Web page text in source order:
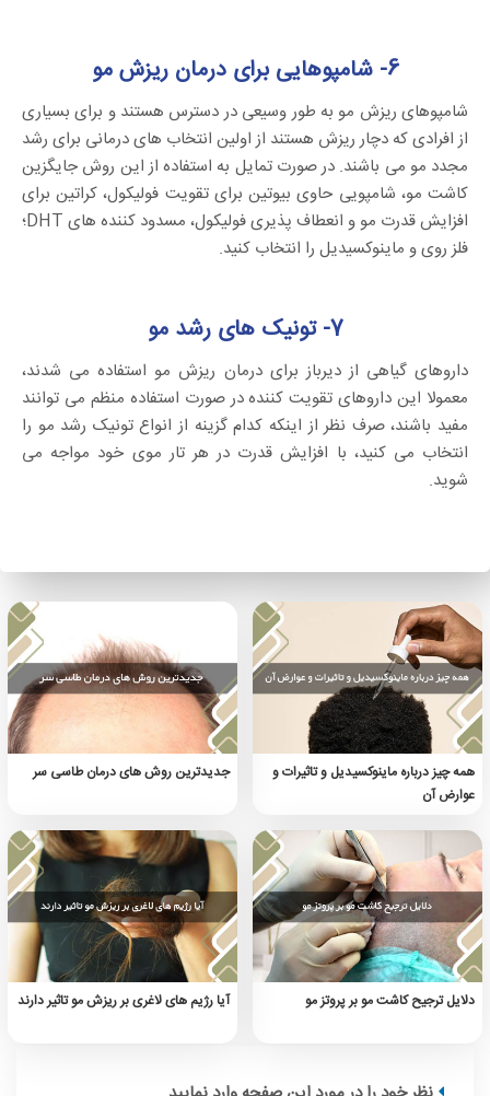
6- شامپوهایی برای درمان ریزش مو
شامپوهای ریزش مو به طور وسیعی در دسترس هستند و برای بسیاری
از افرادی که دچار ریزش هستند از اولین انتخاب های درمانی برای رشد
مجدد مو می باشند. در صورت تمایل به استفاده از این روش جایگزین
کاشت مو، شامپویی حاوی بیوتین برای تقویت فولیکول، کراتین برای
افزایش قدرت مو و انعطاف پذیری فولیکول، مسدود کننده های DHT؛
فلز روی و ماینوکسیدیل را انتخاب کنید.
7- تونیک های رشد مو
داروهای گیاهی از دیرباز برای درمان ریزش مو استفاده می شدند،
معمولا این داروهای تقویت کننده در صورت استفاده منظم می توانند
مفید باشند، صرف نظر از اینکه کدام گزینه از انواع تونیک رشد مو را
انتخاب می کنید، با افزایش قدرت در هر تار موی خود مواجه می
شوید.
همه چیز درباره ماینوکسیدیل و تاثیرات و
عوارض آن
جدیدترین روش های درمان طاسی سر
دلایل ترجیح کاشت مو بر پروتز مو آیا رژیم های لاغری بر ریزش مو تاثیر دارند